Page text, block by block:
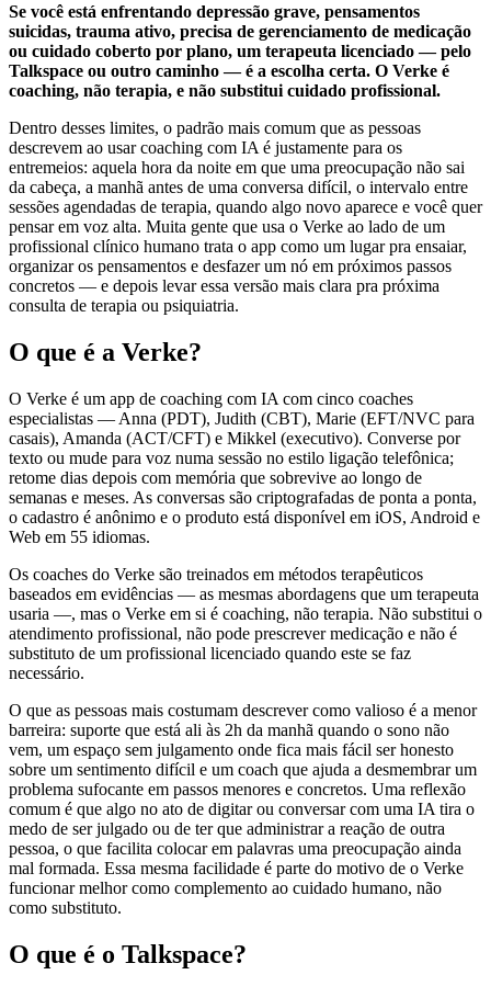
Se você está enfrentando depressão grave, pensamentos
suicidas, trauma ativo, precisa de gerenciamento de medicação
ou cuidado coberto por plano, um terapeuta licenciado — pelo
Talkspace ou outro caminho — é a escolha certa. O Verke é
coaching, não terapia, e não substitui cuidado profissional.
Dentro desses limites, o padrão mais comum que as pessoas
descrevem ao usar coaching com IA é justamente para os
entremeios: aquela hora da noite em que uma preocupação não sai
da cabeça, a manhã antes de uma conversa difícil, o intervalo entre
sessões agendadas de terapia, quando algo novo aparece e você quer
pensar em voz alta. Muita gente que usa o Verke ao lado de um
profissional clínico humano trata o app como um lugar pra ensaiar,
organizar os pensamentos e desfazer um nó em próximos passos
concretos — e depois levar essa versão mais clara pra próxima
consulta de terapia ou psiquiatria.
O que é a Verke?
O Verke é um app de coaching com IA com cinco coaches
especialistas — Anna (PDT), Judith (CBT), Marie (EFT/NVC para
casais), Amanda (ACT/CFT) e Mikkel (executivo). Converse por
texto ou mude para voz numa sessão no estilo ligação telefônica;
retome dias depois com memória que sobrevive ao longo de
semanas e meses. As conversas são criptografadas de ponta a ponta,
o cadastro é anônimo e o produto está disponível em iOS, Android e
Web em 55 idiomas.
Os coaches do Verke são treinados em métodos terapêuticos
baseados em evidências — as mesmas abordagens que um terapeuta
usaria —, mas o Verke em si é coaching, não terapia. Não substitui o
atendimento profissional, não pode prescrever medicação e não é
substituto de um profissional licenciado quando este se faz
necessário.
O que as pessoas mais costumam descrever como valioso é a menor
barreira: suporte que está ali às 2h da manhã quando o sono não
vem, um espaço sem julgamento onde fica mais fácil ser honesto
sobre um sentimento difícil e um coach que ajuda a desmembrar um
problema sufocante em passos menores e concretos. Uma reflexão
comum é que algo no ato de digitar ou conversar com uma IA tira o
medo de ser julgado ou de ter que administrar a reação de outra
pessoa, o que facilita colocar em palavras uma preocupação ainda
mal formada. Essa mesma facilidade é parte do motivo de o Verke
funcionar melhor como complemento ao cuidado humano, não
como substituto.
O que é o Talkspace?